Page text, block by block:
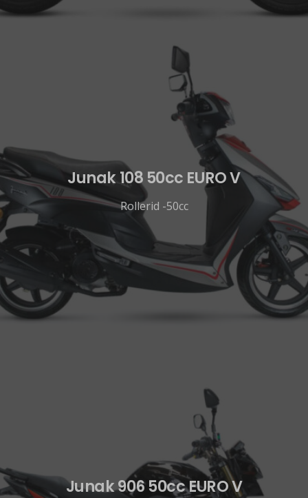
Junak 108 50cc EURO V
Rollerid -50cc
Junak 906 50cc EURO V